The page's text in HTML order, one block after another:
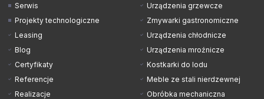
Serwis
Projekty technologiczne
Leasing
Blog
Certyfikaty
Referencje
Realizacje
Urządzenia grzewcze
Zmywarki gastronomiczne
Urządzenia chłodnicze
Urządzenia mroźnicze
Kostkarki do lodu
Meble ze stali nierdzewnej
Obróbka mechaniczna